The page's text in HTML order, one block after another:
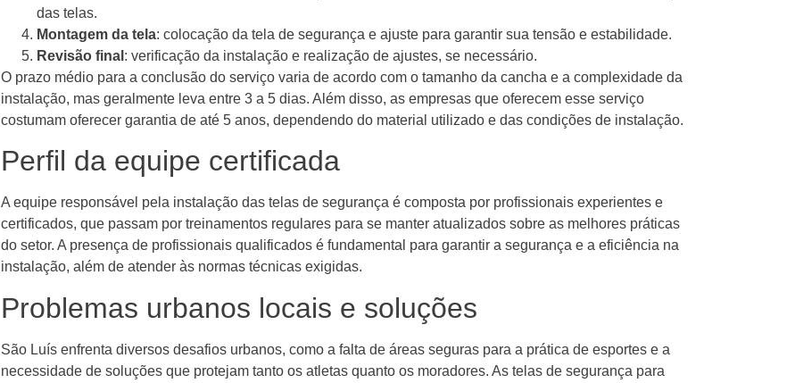
das telas.
Montagem da tela: colocação da tela de segurança e ajuste para garantir sua tensão e estabilidade.
Revisão final : verificação da instalação e realização de ajustes, se necessário.
O prazo médio para a conclusão do serviço varia de acordo com o tamanho da cancha e a complexidade da
instalação, mas geralmente leva entre 3 a 5 dias. Além disso, as empresas que oferecem esse serviço
costumam oferecer garantia de até 5 anos, dependendo do material utilizado e das condições de instalação.
Perfil da equipe certificada
A equipe responsável pela instalação das telas de segurança é composta por profissionais experientes e
certificados, que passam por treinamentos regulares para se manter atualizados sobre as melhores práticas
do setor. A presença de profissionais qualificados é fundamental para garantir a segurança e a eficiência na
instalação, além de atender às normas técnicas exigidas.
Problemas urbanos locais e soluções
São Luís enfrenta diversos desafios urbanos, como a falta de áreas seguras para a prática de esportes e a
necessidade de soluções que protejam tanto os atletas quanto os moradores. As telas de segurança para